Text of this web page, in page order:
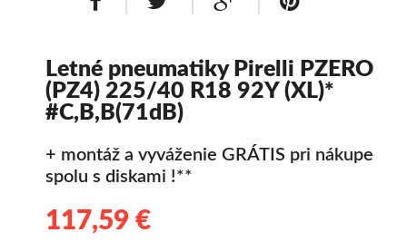
Letné pneumatiky Pirelli PZERO
(PZ4) 225/40 R18 92Y (XL)*
#C,B,B(71dB)
+ montáž a vyváženie GRÁTIS pri nákupe
spolu s diskami !**
117,59 €